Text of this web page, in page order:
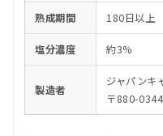
熟成期間 180日以上
塩分濃度 約3%
製造者
ジャパンキ
〒880-